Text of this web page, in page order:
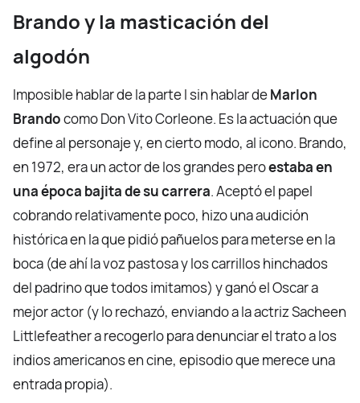
Brando y la masticación del
algodón
Imposible hablar de la parte I sin hablar deMarlon
Brandocomo Don Vito Corleone. Es la actuación que
define al personaje y, en cierto modo, al icono. Brando,
en 1972, era un actor de los grandes peroestaba en
una época bajita de su carrera. Aceptó el papel
cobrando relativamente poco, hizo una audición
histórica en la que pidió pañuelos para meterse en la
boca (de ahí la voz pastosa y los carrillos hinchados
del padrino que todos imitamos) y ganó el Oscar a
mejor actor (y lo rechazó, enviando a la actriz Sacheen
Littlefeather a recogerlo para denunciar el trato a los
indios americanos en cine, episodio que merece una
entrada propia).